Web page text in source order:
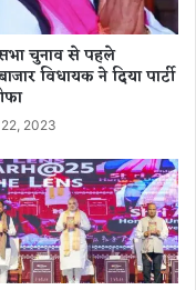
चुनाव से पहले
विधायक ने दिया पार्टी
2023